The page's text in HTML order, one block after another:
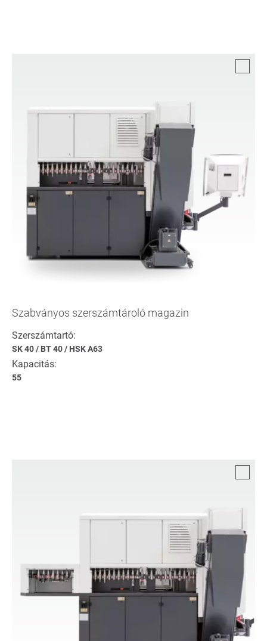
Szabványos szerszámtároló magazin
Szerszámtartó:
SK 40/ BT 40/ HSK A63
Kapacitás:
55